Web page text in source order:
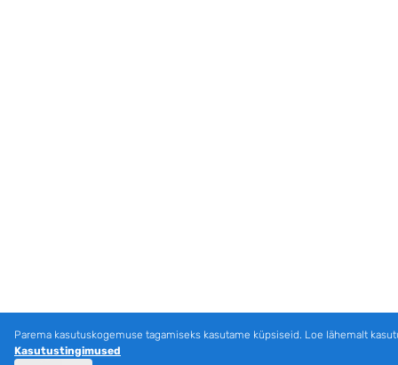
Parema kasutuskogemuse tagamiseks kasutame küpsiseid. Loe lähemalt
Kasutustingimused